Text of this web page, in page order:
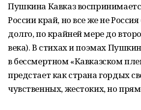
Пушкина Кавказ
России край, но все же не
долго, по крайней мере до
века). В стихах и поэмах
в бессмертном «Кавказском
предстает как страна гордых
чувственных, жестоких, но